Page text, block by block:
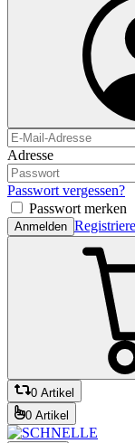
Adresse
Passwort vergessen?
Passwort merken
Anmelden
0 Artikel
0 Artikel